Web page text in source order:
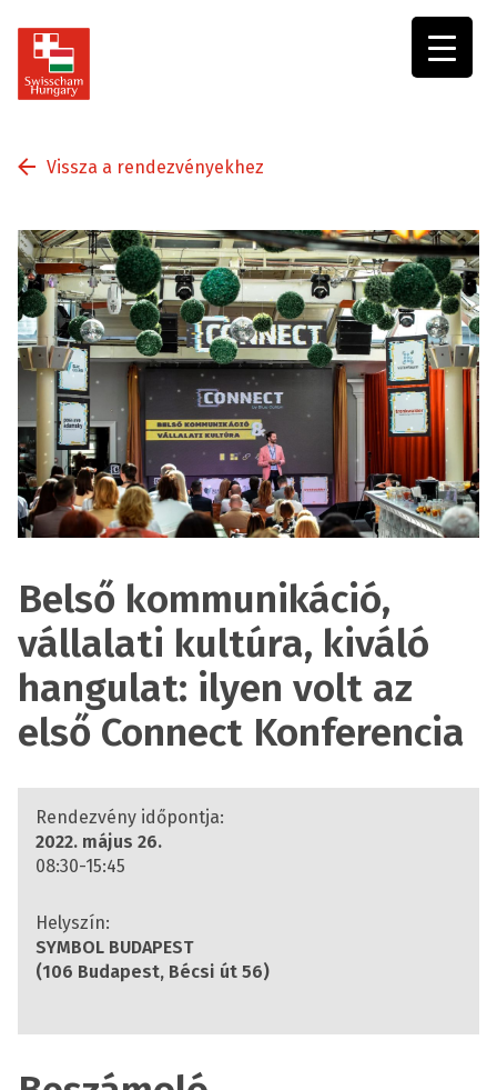
Vissza a rendezvényekhez
Belső kommunikáció,
vállalati kultúra, kiváló
hangulat: ilyen volt az
első Connect Konferencia
Rendezvény időpontja:
2022. május 26.
08:30-15:45
Helyszín:
SYMBOL BUDAPEST
(106 Budapest, Bécsi út 56)